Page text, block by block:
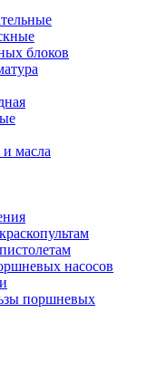
блоков
масла
насосов
поршневых